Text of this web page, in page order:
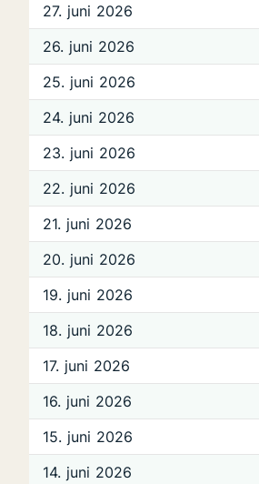
27. juni 2026
26. juni 2026
25. juni 2026
24. juni 2026
23. juni 2026
22. juni 2026
21. juni 2026
20. juni 2026
19. juni 2026
18. juni 2026
17. juni 2026
16. juni 2026
15. juni 2026
14. juni 2026